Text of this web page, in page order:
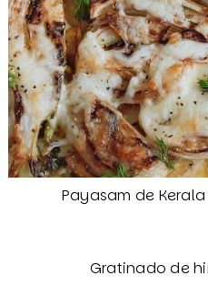
Payasam de
Gratinado de